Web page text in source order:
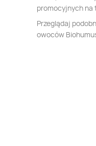
promocyjnych na
Przeglądaj
owoców